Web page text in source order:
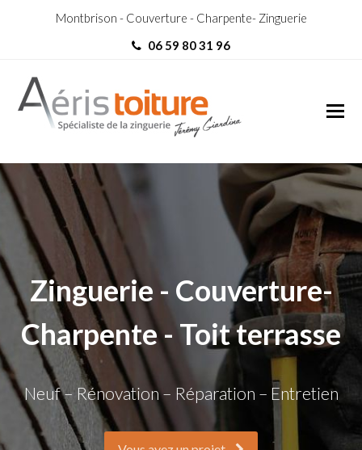
Montbrison - Couverture - Charpente- Zinguerie
06 59 80 31 96
Zinguerie - Couverture-
Charpente - Toit terrasse
Neuf – Rénovation – Réparation – Entretien